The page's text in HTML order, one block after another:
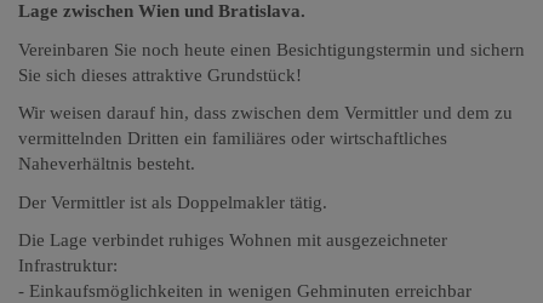
Lage zwischen Wien und Bratislava.
Vereinbaren Sie noch heute einen Besichtigungstermin und sichern
Sie sich dieses attraktive Grundstück!
Wir weisen darauf hin, dass zwischen dem Vermittler und dem zu
vermittelnden Dritten ein familiäres oder wirtschaftliches
Naheverhältnis besteht.
Der Vermittler ist als Doppelmakler tätig.
Die Lage verbindet ruhiges Wohnen mit ausgezeichneter
Infrastruktur:
- Einkaufsmöglichkeiten in wenigen Gehminuten erreichbar